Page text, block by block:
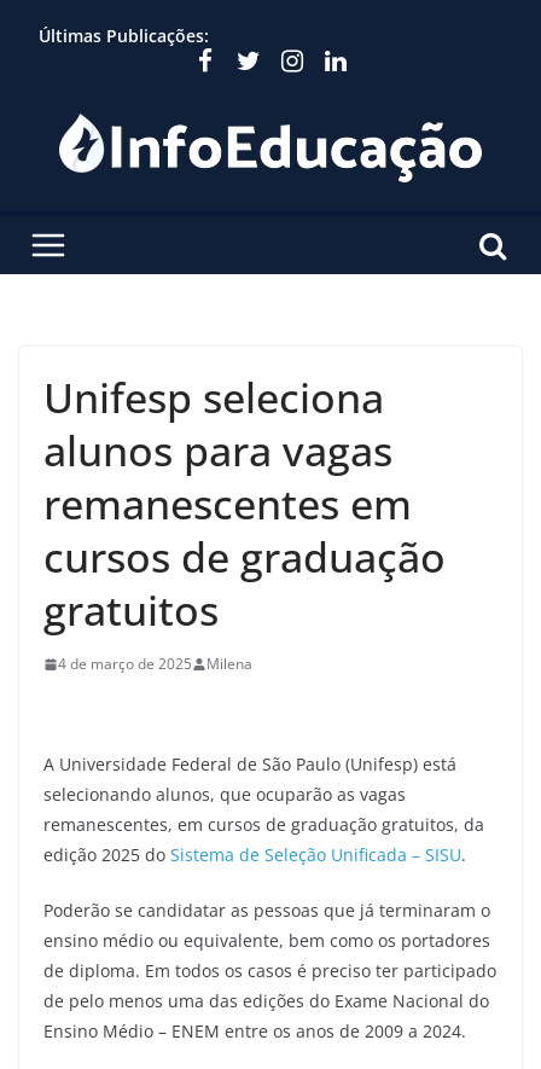
Últimas Publicações:
Unifesp seleciona
alunos para vagas
remanescentes em
cursos de graduação
gratuitos
4 de março de 2025 Milena
A Universidade Federal de São Paulo (Unifesp) está
selecionando alunos, que ocuparão as vagas
remanescentes, em cursos de graduação gratuitos, da
edição 2025 do Sistema de Seleção Unificada – SISU.
Poderão se candidatar as pessoas que já terminaram o
ensino médio ou equivalente, bem como os portadores
de diploma. Em todos os casos é preciso ter participado
de pelo menos uma das edições do Exame Nacional do
Ensino Médio – ENEM entre os anos de 2009 a 2024.